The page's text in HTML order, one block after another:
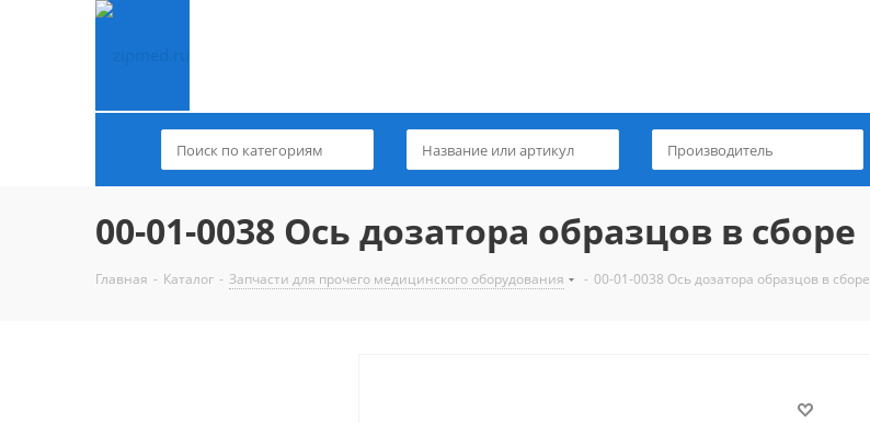
00-01-0038 Ось дозатора образцов в сборе
Главная - Каталог - Запчасти для прочего медицинского оборудования - 00-01-0038 Ось дозатора образцов в сборе